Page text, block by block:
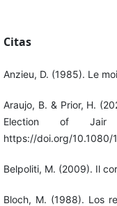
Citas
Anzieu, D. (1985). Le
Araujo, B. & Prior, H.
Election of Jair
https://doi.org/10.1080/
Belpoliti, M. (2009). Il
Bloch, M. (1988). Los